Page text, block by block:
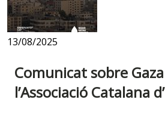
13/08/2025
Comunicat sobre
l’Associació Catalana